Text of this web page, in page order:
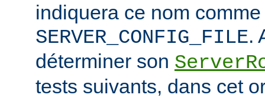
indiquera ce nom
SERVER_CONFIG_FILE.
déterminer son
tests suivants, dans cet